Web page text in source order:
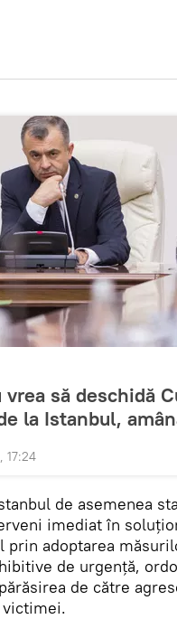
să deschidă
la Istanbul,
17:24
de asemenea
imediat în
prin adoptarea
de urgență,
de către